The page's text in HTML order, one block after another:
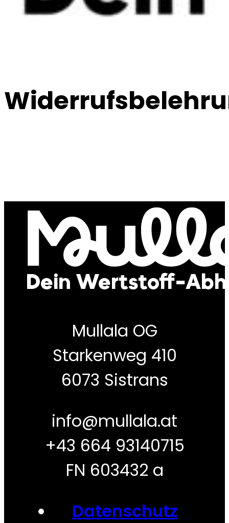
Mullala OG
Starkenweg 410
6073 Sistrans
info@mullala.at
+43 664 93140715
FN 603432 a
Datenschutz